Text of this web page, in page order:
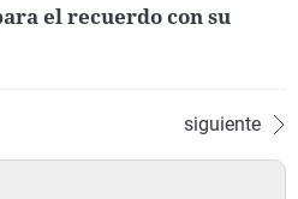
el recuerdo con su
siguiente